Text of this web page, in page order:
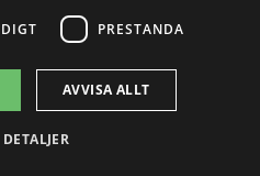
PRESTANDA
AVVISA ALLT